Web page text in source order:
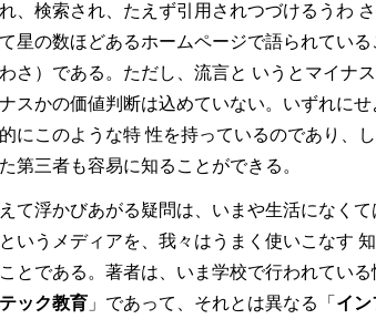
、検索され、たえず引用されつづけるうわ
星の数ほどあるホームページで語られてい
さ）である。ただし、流言と いうとマイナ
スかの価値判断は込めていない。いずれに
にこのような特 性を持っているのであり、
第三者も容易に知ることができる。
て浮かびあがる疑問は、いまや生活になく
いうメディアを、我々はうまく使いこなす
とである。著者は、いま学校で行われてい
ック教育」であって、それとは異なる「 イン